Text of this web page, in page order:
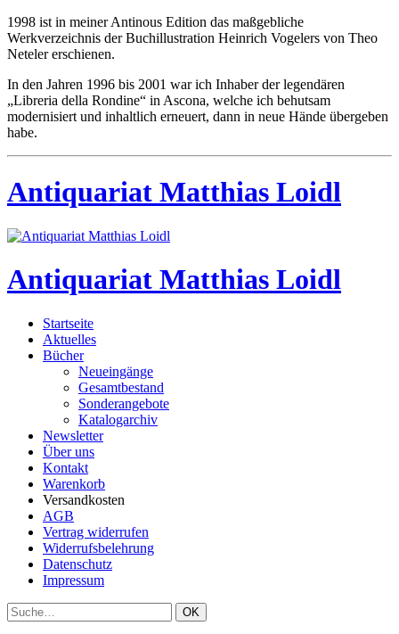
1998 ist in meiner Antinous Edition das maßgebliche
Werkverzeichnis der Buchillustration Heinrich Vogelers von Theo
Neteler erschienen.
In den Jahren 1996 bis 2001 war ich Inhaber der legendären
„Libreria della Rondine“ in Ascona, welche ich behutsam
modernisiert und inhaltlich erneuert, dann in neue Hände übergeben
habe.
Antiquariat Matthias Loidl
Antiquariat Matthias Loidl
Startseite
Aktuelles
Bücher
Neueingänge
Gesamtbestand
Sonderangebote
Katalogarchiv
Newsletter
Über uns
Kontakt
Warenkorb
Versandkosten
AGB
Vertrag widerrufen
Widerrufsbelehrung
Datenschutz
Impressum